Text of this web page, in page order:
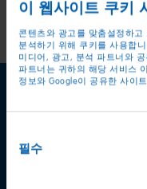
이 웹사이트 쿠키
콘텐츠와 광고를 맞춤설정하
분석하기 위해 쿠키를 사용합
미디어, 광고, 분석 파트너와
파트너는 귀하의 해당 서비스
정보와 Google이 공유한 사이
선택
필수